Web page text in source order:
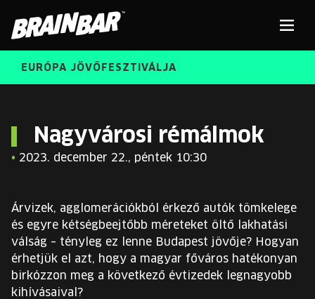
Bar
KORÁBBI ELŐADÓK
BRAIN BAR™ TRIBE
KARRIER
EURÓPA JÖVŐFESZTIVÁLJA
INGYENES DIÁK- ÉS TANÁRREGISZTRÁCIÓ
KOSÁR
Nagyvárosi rémálmok
• 2023. december 22., péntek 10:30
Árvizek, agglomerációkból érkező autók tömkelege
és egyre kétségbeejtőbb méreteket öltő lakhatási
válság – tényleg ez lenne Budapest jövője? Hogyan
érhetjük el azt, hogy a magyar főváros hatékonyan
birkózzon meg a következő évtizedek legnagyobb
kihívásaival?